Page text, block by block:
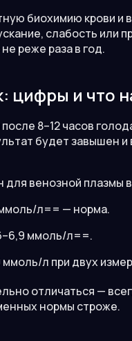
биохимию крови и
слабость или
реже раза в год.
и что
8–12 часов
будет завышен
венозной плазмы
л== — норма.
ммоль/л==.
л при двух
отличаться —
нормы строже.